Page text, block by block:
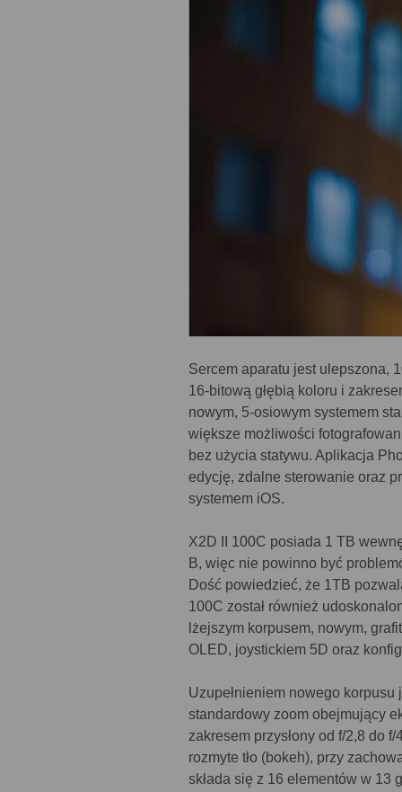
Sercem aparatu jest ulepszona,
16-bitową głębią koloru i
nowym, 5-osiowym systemem
większe możliwości
bez użycia statywu. Aplikacja
edycję, zdalne sterowanie oraz
systemem iOS.
X2D II 100C posiada 1 TB
B, więc nie powinno być
Dość powiedzieć, że 1TB
100C został również
lżejszym korpusem, nowym,
OLED, joystickiem 5D oraz
Uzupełnieniem nowego
standardowy zoom obejmujący
zakresem przysłony od f/2,8 do
rozmyte tło (bokeh), przy
składa się z 16 elementów w 13